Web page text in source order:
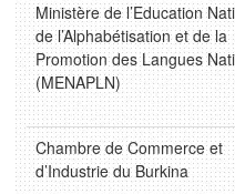
Ministère de l’Education
de l’Alphabétisation et de la
Promotion des Langues
(MENAPLN)
Chambre de Commerce et
d’Industrie du Burkina